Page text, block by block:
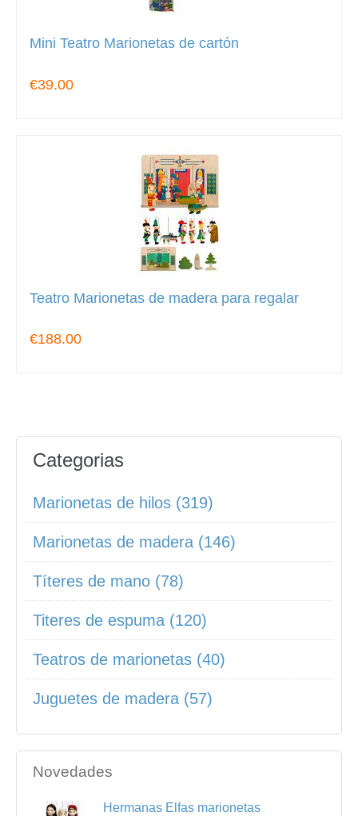
Mini Teatro Marionetas de cartón
€39.00
Teatro Marionetas de madera para regalar
€188.00
Categorias
Marionetas de hilos (319)
Marionetas de madera (146)
Títeres de mano (78)
Titeres de espuma (120)
Teatros de marionetas (40)
Juguetes de madera (57)
Novedades
Hermanas Elfas marionetas